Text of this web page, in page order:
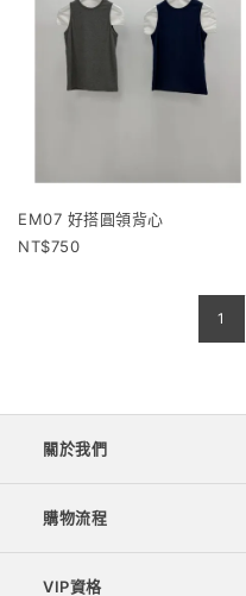
EM07 好搭圓領背心
750
1
關於我們
購物流程
VIP資格